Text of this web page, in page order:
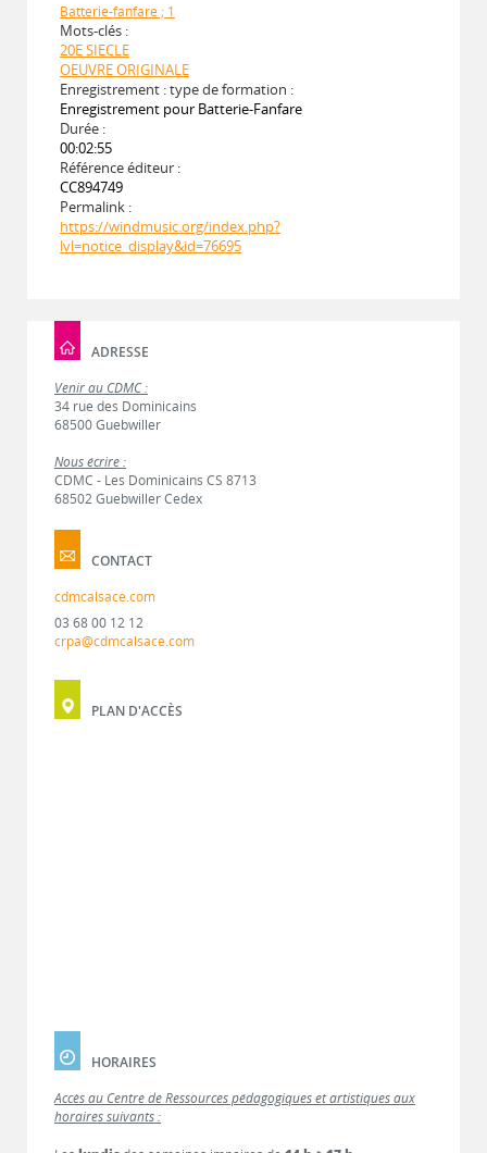
Batterie-fanfare ; 1
Mots-clés :
20E SIECLE
OEUVRE ORIGINALE
Enregistrement : type de formation :
Enregistrement pour Batterie-Fanfare
Durée :
00:02:55
Référence éditeur :
CC894749
Permalink :
https://windmusic.org/index.php?
lvl=notice_display&id=76695
ADRESSE
Venir au CDMC :
34 rue des Dominicains
68500 Guebwiller
Nous écrire :
CDMC - Les Dominicains CS 8713
68502 Guebwiller Cedex
CONTACT
cdmcalsace.com
03 68 00 12 12
crpa@cdmcalsace.com
PLAN D'ACCÈS
HORAIRES
Accès au Centre de Ressources pédagogiques et artistiques aux
horaires suivants :